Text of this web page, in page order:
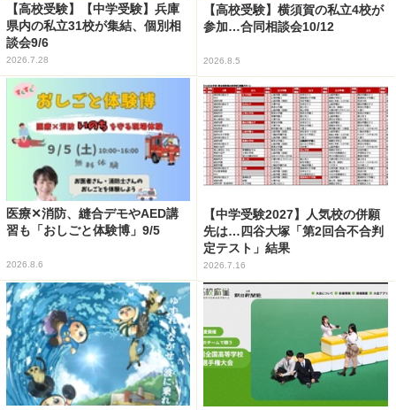
【高校受験】【中学受験】兵庫
県内の私立31校が集結、個別相
談会9/6
2026.7.28
【高校受験】横須賀の私立4校が
参加…合同相談会10/12
2026.8.5
医療✕消防、縫合デモやAED講
習も「おしごと体験博」9/5
2026.8.6
【中学受験2027】人気校の併願
先は…四谷大塚「第2回合不合判
定テスト」結果
2026.7.16